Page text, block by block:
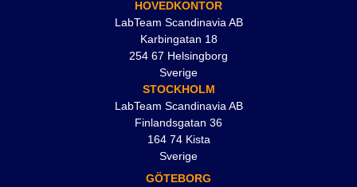
HOVEDKONTOR
LabTeam Scandinavia AB
Karbingatan 18
254 67 Helsingborg
Sverige
STOCKHOLM
LabTeam Scandinavia AB
Finlandsgatan 36
164 74 Kista
Sverige
GÖTEBORG